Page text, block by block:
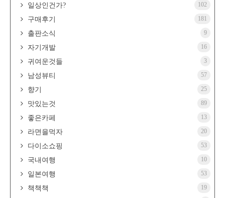
일상인건가? 102
구매후기 181
출판소식 9
자기개발 16
귀여운것들 3
남성뷰티 57
향기 25
맛있는것 89
좋은카페 13
라면을먹자 20
다이소쇼핑 53
국내여행 10
일본여행 53
책책책
19